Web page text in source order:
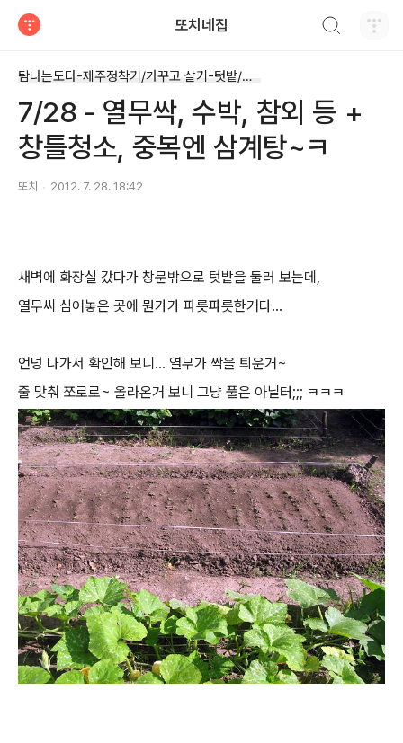
또치네집
탐나는도다-제주정착기/가꾸고 살기-텃밭/마당
7/28 - 열무싹, 수박, 참외 등 +
창틀청소, 중복엔 삼계탕~ㅋ
또치 2012. 7. 28. 18:42
새벽에 화장실 갔다가 창문밖으로 텃밭을 둘러 보는데,
열무씨 심어놓은 곳에 뭔가가 파릇파릇한거다...
언넝 나가서 확인해 보니... 열무가 싹을 틔운거~
줄 맞춰 쪼로로~ 올라온거 보니 그냥 풀은 아닐터;;; ㅋㅋㅋ